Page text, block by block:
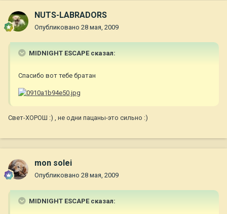
NUTS-LABRADORS
Опубликовано 28 мая, 2009
MIDNIGHT ESCAPE сказал:
Спасибо вот тебе братан
Свет-ХОРОШ :) , не одни пацаны-это сильно :)
mon solei
Опубликовано 28 мая, 2009
MIDNIGHT ESCAPE сказал: